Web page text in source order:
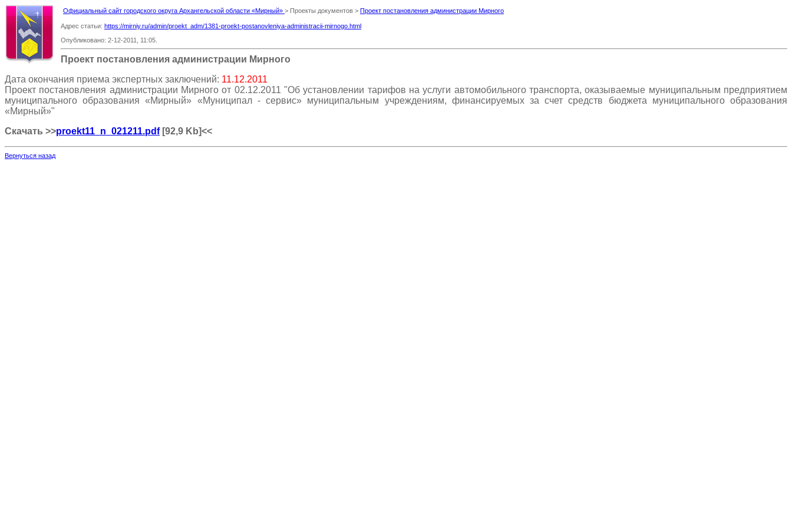
Официальный сайт городского округа Архангельской области «Мирный» > Проекты документов > Проект постановления администрации Мирного
Адрес статьи: https://mirniy.ru/admin/proekt_adm/1381-proekt-postanovleniya-administracii-mirnogo.html
Опубликовано: 2-12-2011, 11:05.
Проект постановления администрации Мирного
Дата окончания приема экспертных заключений: 11.12.2011
Проект постановления администрации Мирного от 02.12.2011 "Об установлении тарифов на услуги автомобильного транспорта, оказываемые муниципальным предприятием
муниципального образования «Мирный» «Муниципал - сервис» муниципальным учреждениям, финансируемых за счет средств бюджета муниципального образования
«Мирный»"
Скачать >>proekt11_n_021211.pdf[92,9 Kb]<<
Вернуться назад